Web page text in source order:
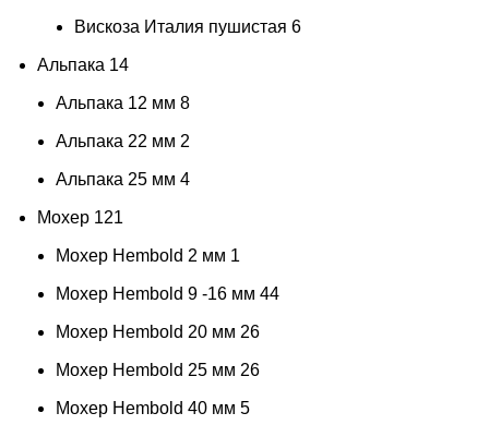
графит 1
грейпфрутовый
гроза 1
грозовая туча 1
грушево-зеленый 1
Грушевый 2
Двухцветный коричневый 2
джинсовый 1
дижонская горчица 1
дымчато серо-голубой 1
дымчато серо-зеленый 1
Вискоза Италия пушистая 6
Альпака 14
Альпака 12 мм 8
Альпака 22 мм 2
Альпака 25 мм 4
Мохер 121
Мохер Hembold 2 мм 1
Мохер Hembold 9 -16 мм 44
Мохер Hembold 20 мм 26
Мохер Hembold 25 мм 26
Мохер Hembold 40 мм 5